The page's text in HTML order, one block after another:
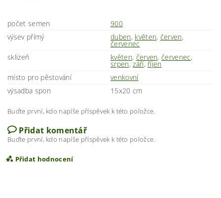
počet semen
900
výsev přímý
duben, květen, červen,
červenec
sklizeň
květen, červen,červenec,
srpen,září,říjen
místo pro pěstování
venkovní
výsadba spon
15x20 cm
Buďte první, kdo napíše příspěvek k této položce.
Přidat komentář
Buďte první, kdo napíše příspěvek k této položce.
Přidat hodnocení